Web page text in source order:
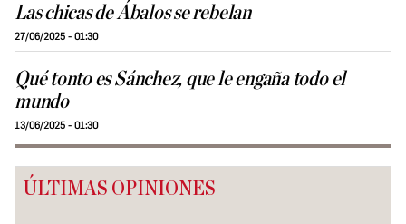
Las chicas de Ábalos se rebelan
27/06/2025 - 01:30
Qué tonto es Sánchez, que le engaña todo el
mundo
13/06/2025 - 01:30
ÚLTIMAS OPINIONES